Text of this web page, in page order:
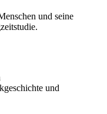
und seine
und